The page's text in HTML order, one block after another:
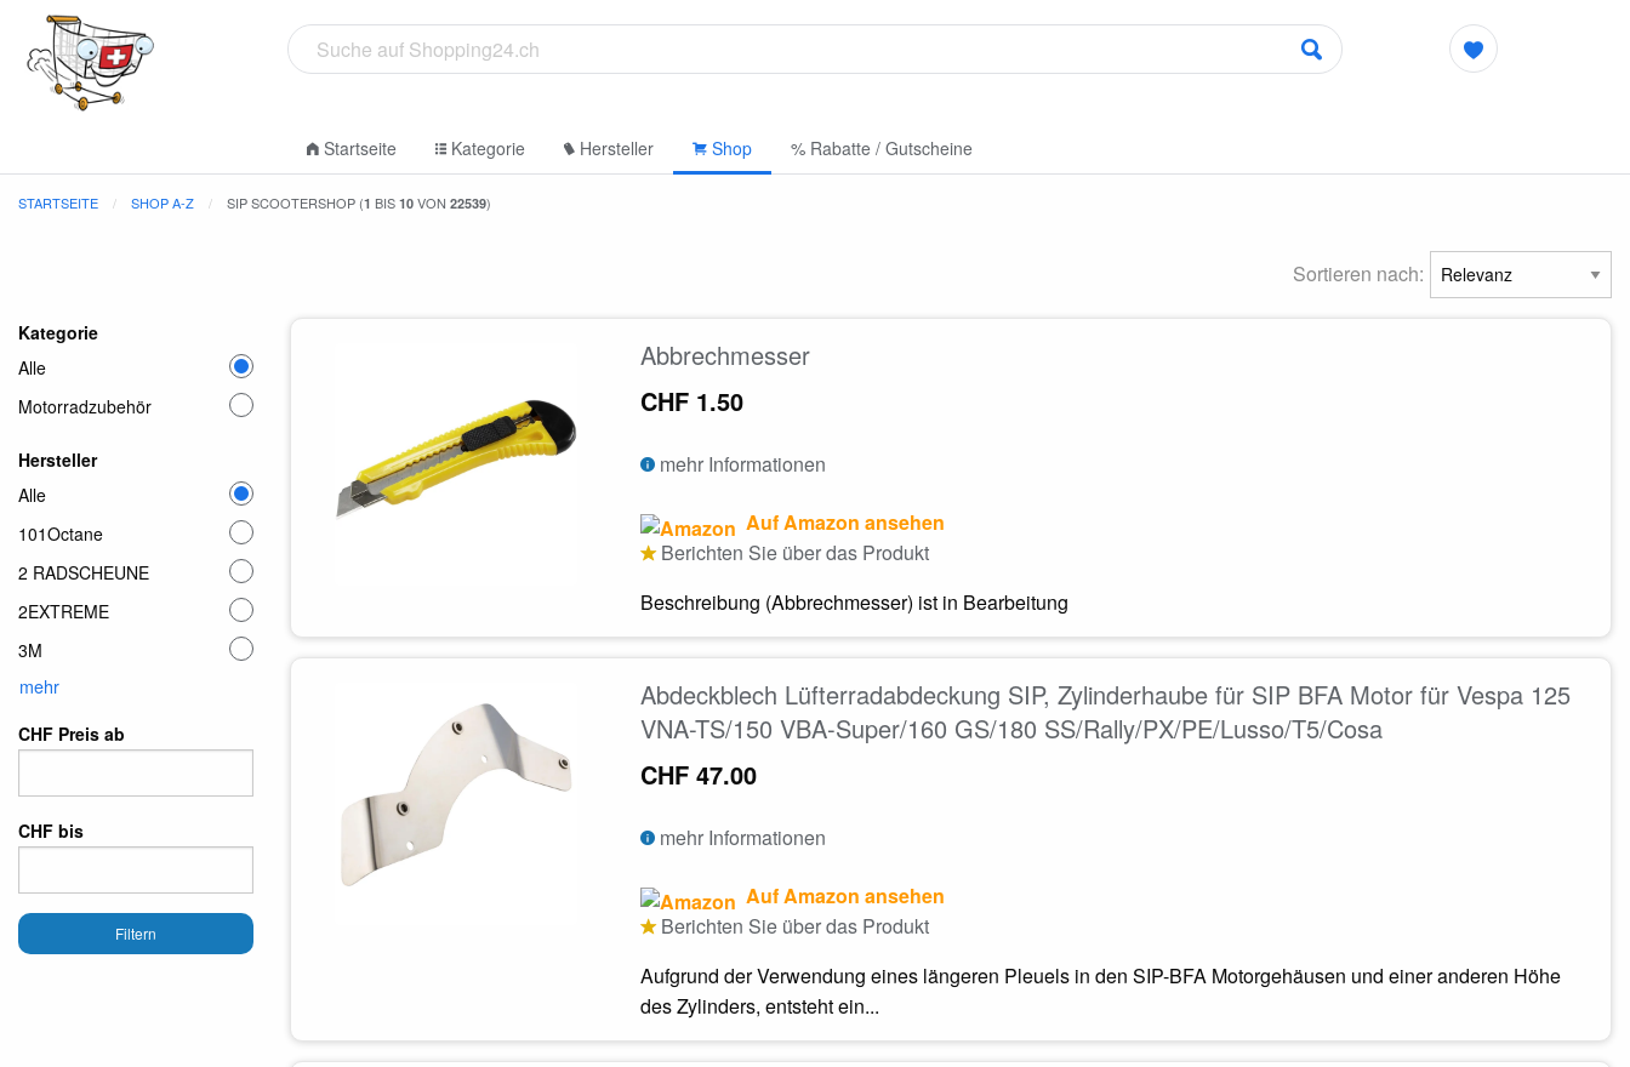
Startseite Kategorie Hersteller Shop % Rabatte / Gutscheine
STARTSEITE SHOP A-Z SIP SCOOTERSHOP (1 BIS 10 VON 22539)
Sortieren nach:
Kategorie
Alle
Motorradzubehör
Hersteller
Alle
101Octane
2 RADSCHEUNE
2EXTREME
3M
mehr
CHF Preis ab
CHF bis
Filtern
Abbrechmesser
CHF 1.50
mehr Informationen
Auf Amazon ansehen
Berichten Sie über das Produkt
Beschreibung (Abbrechmesser) ist in Bearbeitung
Abdeckblech Lüfterradabdeckung SIP, Zylinderhaube für SIP BFA Motor für Vespa 125
VNA-TS/150 VBA-Super/160 GS/180 SS/Rally/PX/PE/Lusso/T5/Cosa
CHF 47.00
mehr Informationen
Auf Amazon ansehen
Berichten Sie über das Produkt
Aufgrund der Verwendung eines längeren Pleuels in den SIP-BFA Motorgehäusen und einer anderen Höhe
des Zylinders, entsteht ein...